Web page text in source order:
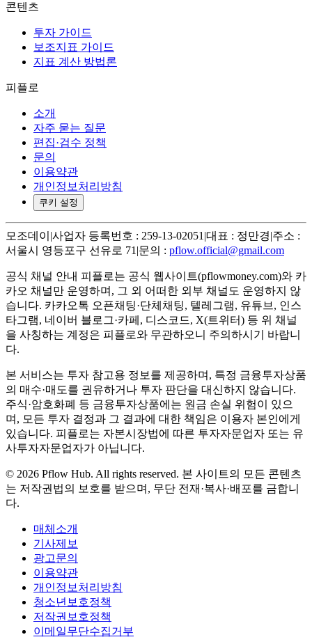
콘텐츠
투자 가이드
보조지표 가이드
지표 계산 방법론
피플로
소개
자주 묻는 질문
편집·검수 정책
문의
이용약관
개인정보처리방침
쿠키 설정
모조데이 |사업자 등록번호 : 259-13-02051 |대표 : 정만경|주소 :
서울시 영등포구 선유로 71 |문의 : pflow.official@gmail.com
공식 채널 안내 피플로는 공식 웹사이트(pflowmoney.com)와 카
카오 채널만 운영하며, 그 외 어떠한 외부 채널도 운영하지 않
습니다. 카카오톡 오픈채팅·단체채팅, 텔레그램, 유튜브, 인스
타그램, 네이버 블로그·카페, 디스코드, X(트위터) 등 위 채널
을 사칭하는 계정은 피플로와 무관하오니 주의하시기 바랍니
다.
본 서비스는 투자 참고용 정보를 제공하며, 특정 금융투자상품
의 매수·매도를 권유하거나 투자 판단을 대신하지 않습니다.
주식·암호화폐 등 금융투자상품에는 원금 손실 위험이 있으
며, 모든 투자 결정과 그 결과에 대한 책임은 이용자 본인에게
있습니다. 피플로는 자본시장법에 따른 투자자문업자 또는 유
사투자자문업자가 아닙니다.
© 2026 Pflow Hub. All rights reserved. 본 사이트의 모든 콘텐츠
는 저작권법의 보호를 받으며, 무단 전재·복사·배포를 금합니
다.
매체소개
기사제보
광고문의
이용약관
개인정보처리방침
청소년보호정책
저작권보호정책
이메일무단수집거부